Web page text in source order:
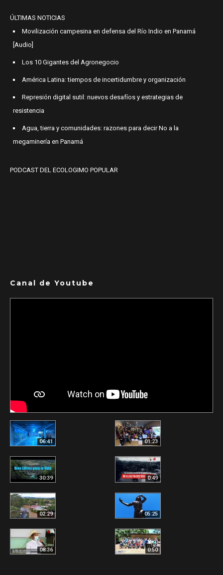
ÚLTIMAS NOTICIAS
Movilización campesina en defensa del Río Indio en Panamá
[Audio]
Los 10 Gigantes del Agronegocio
América Latina: tiempos de incertidumbre y organización
Represión digital sutil: nuevos desafíos y estrategias de
resistencia
Agua, tierra y comunidades: razones para decir No a la
megaminería en Panamá
PODCAST DEL ECOLOGIMO POPULAR
Canal de Youtube
06:41 01:23
30:39 0:49
02:29 05:25
08:36 0:50